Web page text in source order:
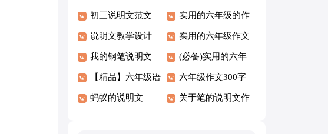
五单元作文 文300字5篇
初三说明文范文 实用的六年级的作
文常用（6篇）
说明文教学设计 实用的六年级作文
[集合]
我的钢笔说明文 (必备)实用的六年
级年的作文4篇
【精品】六年级语
文五单元作文3篇
六年级作文300字
[常用5篇]
蚂蚁的说明文 关于笔的说明文作